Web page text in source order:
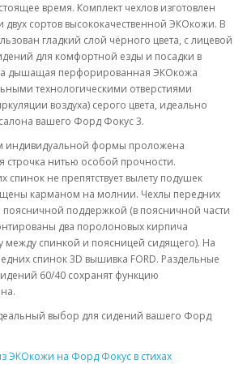
время. Комплект чехлов изготовлен
сортов высококачественной ЭКОкожи. В
гладкий слой чёрного цвета, с лицевой
для комфортной езды и посадки в
дышащая перфорированная ЭКОкожа
технологическими отверстиями
воздуха) серого цвета, идеально
вашего Форд Фокус 3.
индивидуальной формы проложена
строчка нитью особой прочности.
спинок не препятствует вылету подушек
карманом на молнии. Чехлы передних
поддержкой (в поясничной части
два поролоновых кирпича
между спинкой и поясницей сидящего). На
спинок 3D вышивка FORD. Раздельные
60/40 сохранят функцию
выбор для сидений вашего Форд
ЭКОкожи на Форд Фокус в стихах